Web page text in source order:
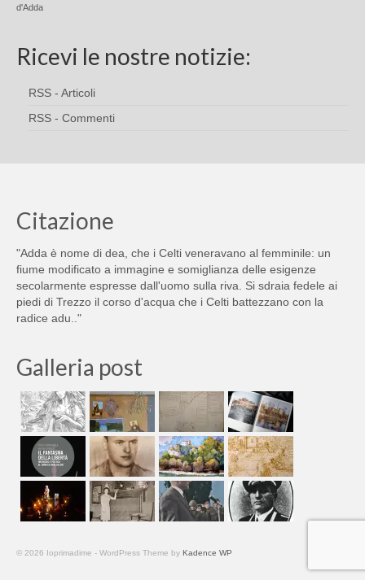
d'Adda
Ricevi le nostre notizie:
RSS - Articoli
RSS - Commenti
Citazione
"Adda è nome di dea, che i Celti veneravano al femminile: un
fiume modificato a immagine e somiglianza delle esigenze
secolarmente espresse dall'uomo sulla riva. Si sdraia fedele ai
piedi di Trezzo il corso d'acqua che i Celti battezzano con la
radice adu.."
Galleria post
© 2026 Ioprimadime - WordPress Theme by Kadence WP